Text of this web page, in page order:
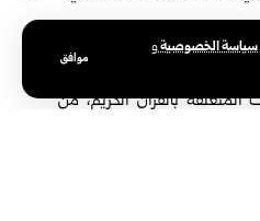
سياسة الخصوصيةو
موافق
المكتبة، وفق تصريح مدير
محمود المصري لمراسل
بالقرآن الكريم، من